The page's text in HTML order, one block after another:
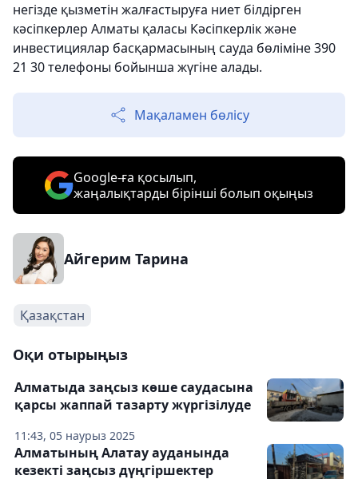
негізде қызметін жалғастыруға ниет білдірген
кәсіпкерлер Алматы қаласы Кәсіпкерлік және
инвестициялар басқармасының сауда бөліміне 390
21 30 телефоны бойынша жүгіне алады.
Мақаламен бөлісу
Google-ға қосылып,
жаңалықтарды бірінші болып оқыңыз
Айгерим Тарина
Қазақстан
Оқи отырыңыз
11:43, 05 наурыз 2025
Алматыда заңсыз көше саудасына
қарсы жаппай тазарту жүргізілуде
Алматының Алатау ауданында
кезекті заңсыз дүңгіршектер